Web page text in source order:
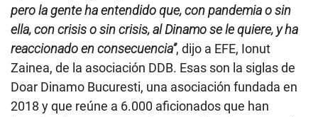
pero la gente ha entendido que, con pandemia o sin
ella, con crisis o sin crisis, al Dinamo se le quiere, y ha
reaccionado en consecuencia”, dijo a EFE, Ionut
Zainea, de la asociación DDB. Esas son la siglas de
Doar Dinamo Bucuresti, una asociación fundada en
2018 y que reúne a 6.000 aficionados que han